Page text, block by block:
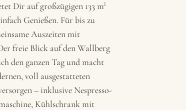
Dir auf großzügigen 133 m²
Genießen. Für bis zu
Auszeiten mit
freie Blick auf den Wallberg
den ganzen Tag und macht
voll ausgestatteten
– inklusive Nespresso-
Kühlschrank mit